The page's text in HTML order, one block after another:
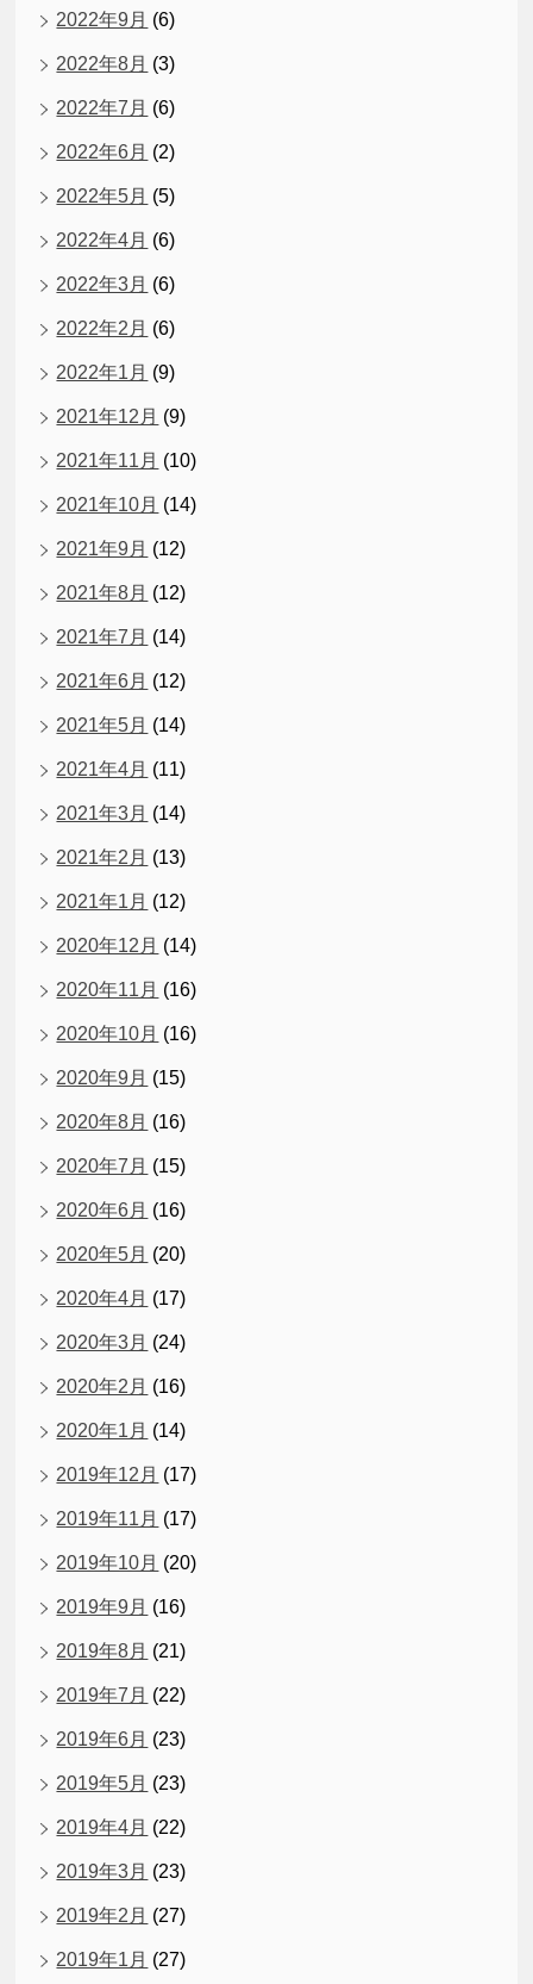
2022年9月 (6)
2022年8月 (3)
2022年7月 (6)
2022年6月 (2)
2022年5月 (5)
2022年4月 (6)
2022年3月 (6)
2022年2月 (6)
2022年1月 (9)
2021年12月 (9)
2021年11月 (10)
2021年10月 (14)
2021年9月 (12)
2021年8月 (12)
2021年7月 (14)
2021年6月 (12)
2021年5月 (14)
2021年4月 (11)
2021年3月 (14)
2021年2月 (13)
2021年1月 (12)
2020年12月 (14)
2020年11月 (16)
2020年10月 (16)
2020年9月 (15)
2020年8月 (16)
2020年7月 (15)
2020年6月 (16)
2020年5月 (20)
2020年4月 (17)
2020年3月 (24)
2020年2月 (16)
2020年1月 (14)
2019年12月 (17)
2019年11月 (17)
2019年10月 (20)
2019年9月 (16)
2019年8月 (21)
2019年7月 (22)
2019年6月 (23)
2019年5月 (23)
2019年4月 (22)
2019年3月 (23)
2019年2月 (27)
2019年1月 (27)